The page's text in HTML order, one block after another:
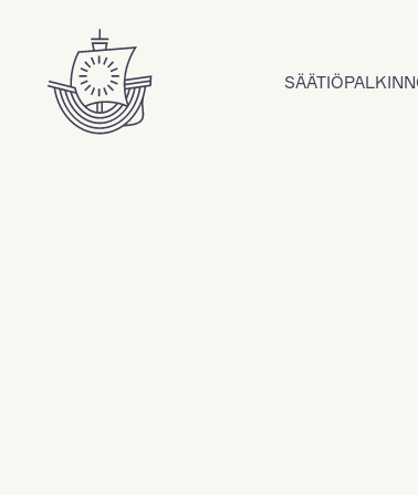
SÄÄTIÖ